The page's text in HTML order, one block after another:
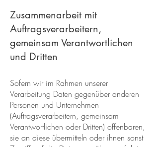
Zusammenarbeit mit
Auftragsverarbeitern,
gemeinsam Verantwortlichen
und Dritten
Sofern wir im Rahmen unserer
Verarbeitung Daten gegenüber anderen
Personen und Unternehmen
(Auftragsverarbeitern, gemeinsam
Verantwortlichen oder Dritten) offenbaren,
sie an diese übermitteln oder ihnen sonst